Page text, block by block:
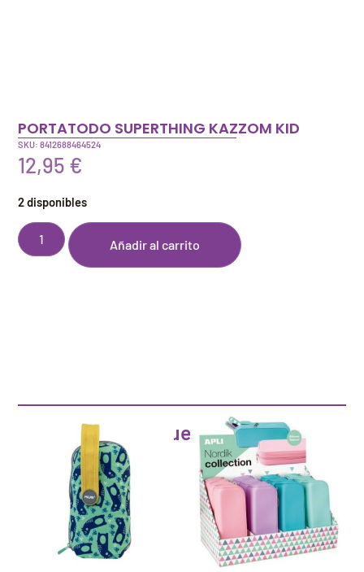
PORTATODO SUPERTHING KAZZOM KID
SKU: 8412688464524
12,95 €
2 disponibles
Añadir al carrito
Artículos que pueden interesarte